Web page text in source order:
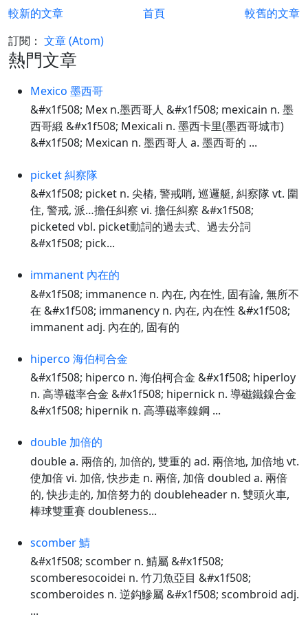
較新的文章
較舊的文章
首頁
訂閱： 文章 (Atom)
熱門文章
Mexico 墨西哥
&#x1f508; Mex n.墨西哥人 &#x1f508; mexicain n. 墨
西哥緞 &#x1f508; Mexicali n. 墨西卡里(墨西哥城市)
&#x1f508; Mexican n. 墨西哥人 a. 墨西哥的 ...
picket 糾察隊
&#x1f508; picket n. 尖樁, 警戒哨, 巡邏艇, 糾察隊 vt. 圍
住, 警戒, 派…擔任糾察 vi. 擔任糾察 &#x1f508;
picketed vbl. picket動詞的過去式、過去分詞
&#x1f508; pick...
immanent 內在的
&#x1f508; immanence n. 內在, 內在性, 固有論, 無所不
在 &#x1f508; immanency n. 內在, 內在性 &#x1f508;
immanent adj. 內在的, 固有的
hiperco 海伯柯合金
&#x1f508; hiperco n. 海伯柯合金 &#x1f508; hiperloy
n. 高導磁率合金 &#x1f508; hipernick n. 導磁鐵鎳合金
&#x1f508; hipernik n. 高導磁率鎳鋼 ...
double 加倍的
double a. 兩倍的, 加倍的, 雙重的 ad. 兩倍地, 加倍地 vt.
使加倍 vi. 加倍, 快步走 n. 兩倍, 加倍 doubled a. 兩倍
的, 快步走的, 加倍努力的 doubleheader n. 雙頭火車,
棒球雙重賽 doubleness...
scomber 鯖
&#x1f508; scomber n. 鯖屬 &#x1f508;
scomberesocoidei n. 竹刀魚亞目 &#x1f508;
scomberoides n. 逆鈎鰺屬 &#x1f508; scombroid adj.
...